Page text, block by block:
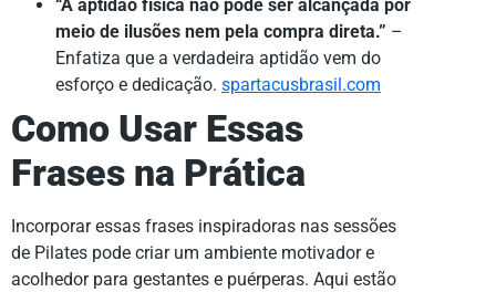
“A aptidão física não pode ser alcançada por
meio de ilusões nem pela compra direta.” –
Enfatiza que a verdadeira aptidão vem do
esforço e dedicação. spartacusbrasil.com
Como Usar Essas
Frases na Prática
Incorporar essas frases inspiradoras nas sessões
de Pilates pode criar um ambiente motivador e
acolhedor para gestantes e puérperas. Aqui estão